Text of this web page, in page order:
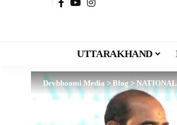
UTTARAKHAND
Devbhoomi Media>Blog>NATIONAL